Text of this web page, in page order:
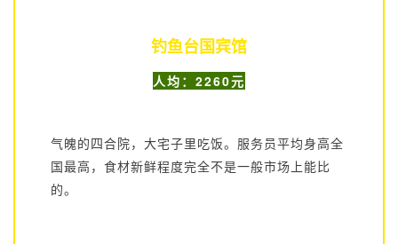
钓鱼台国宾馆
人均：2260元
气魄的四合院，大宅子里吃饭。服务员平均身高全
国最高，食材新鲜程度完全不是一般市场上能比
的。